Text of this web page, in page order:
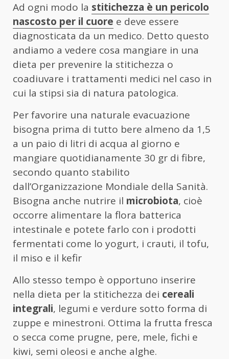
Ad ogni modo la stitichezza è un pericolo
nascosto per il cuore e deve essere
diagnosticata da un medico. Detto questo
andiamo a vedere cosa mangiare in una
dieta per prevenire la stitichezza o
coadiuvare i trattamenti medici nel caso in
cui la stipsi sia di natura patologica.
Per favorire una naturale evacuazione
bisogna prima di tutto bere almeno da 1,5
a un paio di litri di acqua al giorno e
mangiare quotidianamente 30 gr di fibre,
secondo quanto stabilito
dall’Organizzazione Mondiale della Sanità.
Bisogna anche nutrire il microbiota, cioè
occorre alimentare la flora batterica
intestinale e potete farlo con i prodotti
fermentati come lo yogurt, i crauti, il tofu,
il miso e il kefir
Allo stesso tempo è opportuno inserire
nella dieta per la stitichezza dei cereali
integrali, legumi e verdure sotto forma di
zuppe e minestroni. Ottima la frutta fresca
o secca come prugne, pere, mele, fichi e
kiwi, semi oleosi e anche alghe.